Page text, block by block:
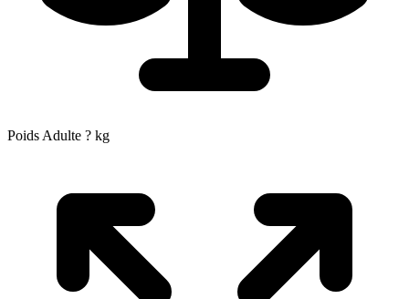
Poids Adulte ? kg